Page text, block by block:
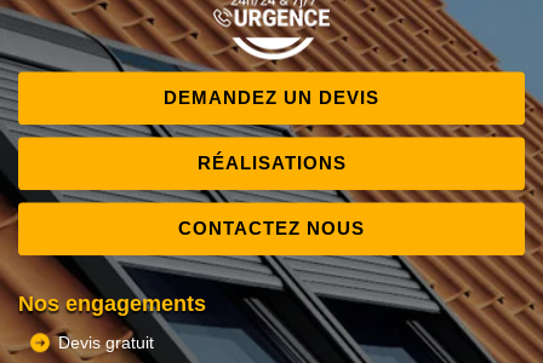
DEMANDEZ UN DEVIS
RÉALISATIONS
CONTACTEZ NOUS
Nos engagements
Devis gratuit